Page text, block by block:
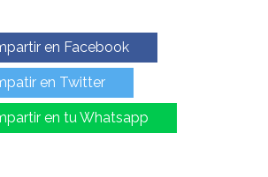
en Facebook
en Twitter
en tu Whatsapp